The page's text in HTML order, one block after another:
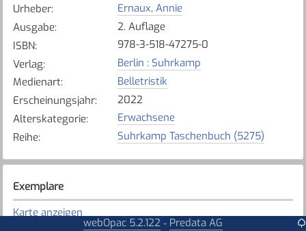
Urheber:
Ernaux, Annie
Ausgabe:
2. Auflage
ISBN:
978-3-518-47275-0
Verlag:
Berlin : Suhrkamp
Medienart:
Belletristik
Erscheinungsjahr:
2022
Alterskategorie:
Erwachsene
Reihe: Suhrkamp Taschenbuch (5275)
Exemplare
Karte anzeigen
webOpac 5.2.122 - Predata AG